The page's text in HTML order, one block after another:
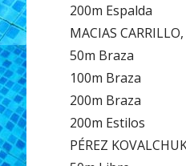
200m Espalda
MACIAS
50m Braza
100m Braza
200m Braza
200m Estilos
PÉREZ